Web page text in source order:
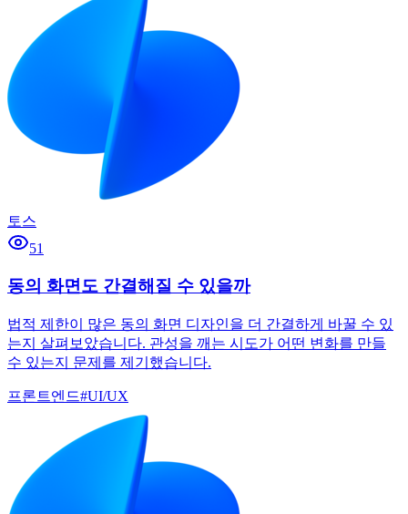
토스
51
동의 화면도 간결해질 수 있을까
법적 제한이 많은 동의 화면 디자인을 더 간결하게 바꿀 수 있
는지 살펴보았습니다. 관성을 깨는 시도가 어떤 변화를 만들
수 있는지 문제를 제기했습니다.
프론트엔드#UI/UX